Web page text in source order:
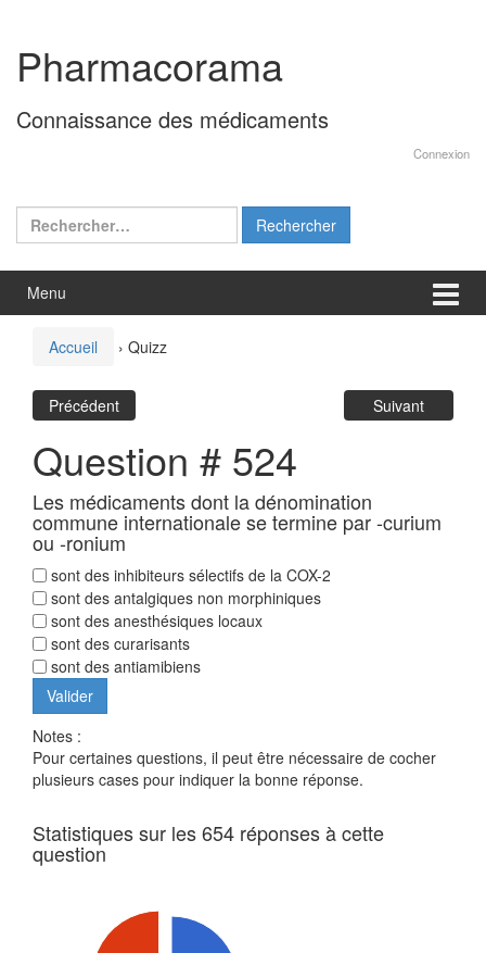
contenu
menu
principal
Pharmacorama
Connaissance des médicaments
Connexion
Rechercher :
Menu
Accueil › Quizz
Précédent Suivant
Question # 524
Les médicaments dont la dénomination
commune internationale se termine par -curium
ou -ronium
sont des inhibiteurs sélectifs de la COX-2
sont des antalgiques non morphiniques
sont des anesthésiques locaux
sont des curarisants
sont des antiamibiens
Notes :
Pour certaines questions, il peut être nécessaire de cocher
plusieurs cases pour indiquer la bonne réponse.
Statistiques sur les 654 réponses à cette
question